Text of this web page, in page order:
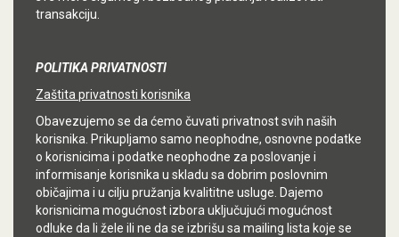
transakciju.
POLITIKA PRIVATNOSTI
Zaštita privatnosti korisnika
Obavezujemo se da ćemo čuvati privatnost svih naših
korisnika. Prikupljamo samo neophodne, osnovne podatke
o korisnicima i podatke neophodne za poslovanje i
informisanje korisnika u skladu sa dobrim poslovnim
običajima i u cilju pružanja kvalititne usluge. Dajemo
korisnicima mogućnost izbora uključujući mogućnost
odluke da li žele ili ne da se izbrišu sa mailing lista koje se